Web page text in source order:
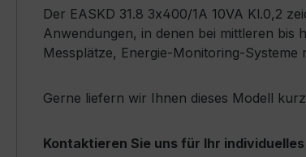
Der EASKD 31.8 3x400/1A 10VA Kl.0,2
Anwendungen, in denen bei mittleren
Messplätze, Energie-Monitoring-Systeme
Gerne liefern wir Ihnen dieses Modell
Kontaktieren Sie uns für Ihr